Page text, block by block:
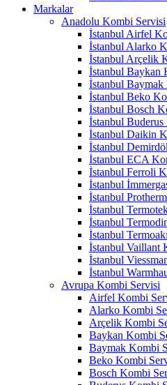
Markalar
Anadolu Kombi Servisi
İstanbul Airfel
İstanbul Alarko
İstanbul Arçelik
İstanbul Baykan
İstanbul
İstanbul Beko
İstanbul Bosch
İstanbul
İstanbul Daikin
İstanbul
İstanbul ECA
İstanbul Ferroli
İstanbul
İstanbul
İstanbul
İstanbul
İstanbul
İstanbul Vaillant
İstanbul
İstanbul
Avrupa Kombi Servisi
Airfel Kombi
Alarko Kombi
Arçelik Kombi
Baykan Kombi
Baymak Kombi
Beko Kombi
Bosch Kombi